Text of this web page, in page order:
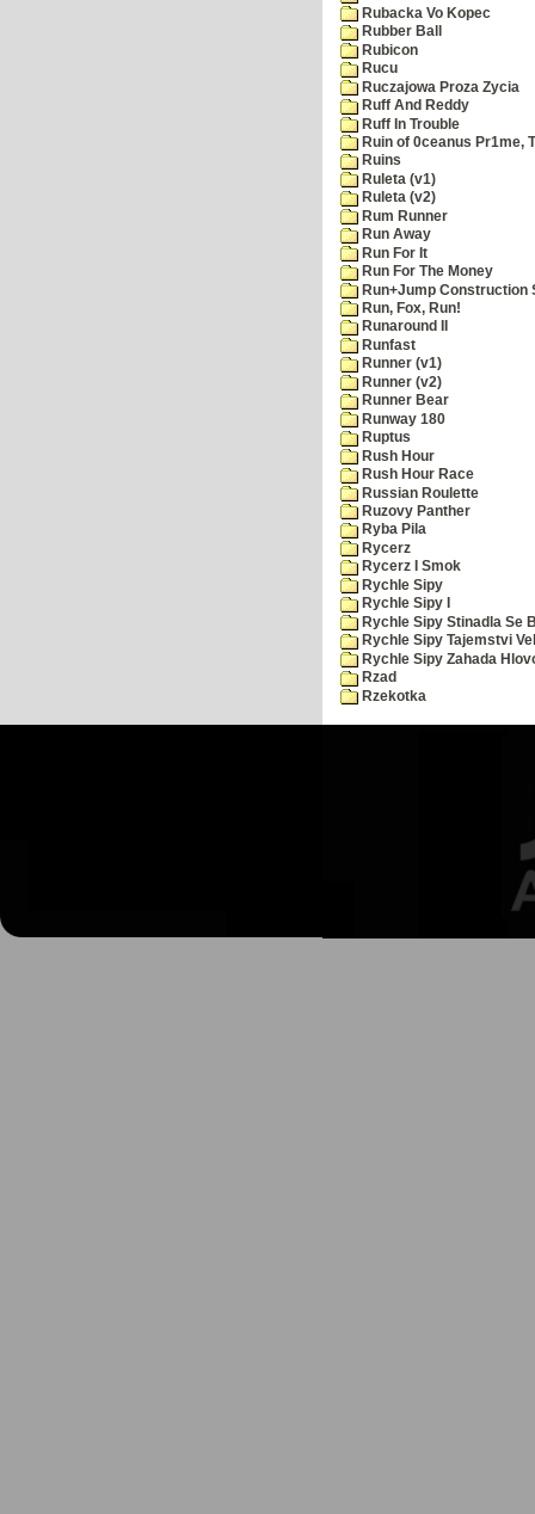
Rubacka Vo Kopec
Rubber Ball
Rubicon
Rucu
Ruczajowa Proza Zycia
Ruff And Reddy
Ruff In Trouble
Ruin of 0ceanus Pr1me,
Ruins
Ruleta (v1)
Ruleta (v2)
Rum Runner
Run Away
Run For It
Run For The Money
Run+Jump Construction
Run, Fox, Run!
Runaround II
Runfast
Runner (v1)
Runner (v2)
Runner Bear
Runway 180
Ruptus
Rush Hour
Rush Hour Race
Russian Roulette
Ruzovy Panther
Ryba Pila
Rycerz
Rycerz I Smok
Rychle Sipy
Rychle Sipy I
Rychle Sipy Stinadla Se
Rychle Sipy Tajemstvi
Rychle Sipy Zahada
Rzad
Rzekotka